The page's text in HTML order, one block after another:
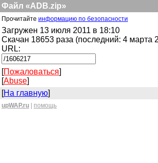
Файл «ADB.zip»
Прочитайте информацию по безопасности
Загружен 13 июля 2011 в 18:10
Скачан 18653 раза (последний: 4 марта
URL:
[Пожаловаться]
[Abuse]
[На главную]
upWAP.ru помощь